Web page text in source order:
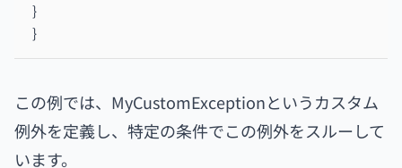
}
}
この例では、MyCustomExceptionというカスタム
例外を定義し、特定の条件でこの例外をスルーして
います。